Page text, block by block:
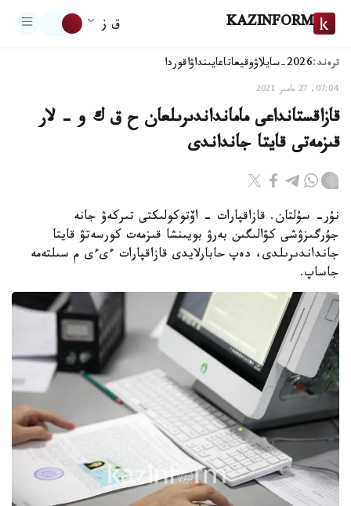
KAZINFORM ق ز
ترەند:2026-سايلاۋ وقيعاتاعايىنداۋاقوردا
07:04, 27 مامىر 2021
قازاقستانداعى مامانداندىرىلعان ح ق ك و - لار
قىزمەتى قايتا جانداندى
نۇر- سۇلتان. قازاقپارات - اۆتوكولىكتى تىركەۋ جانە
جۇرگىزۋشى كۋالىگىن بەرۋ بويىنشا قىزمەت كورسەتۋ قايتا
جانداندىرىلدى، دەپ حابارلايدى قازاقپارات ءىءى م سىلتەمە
جاساپ.